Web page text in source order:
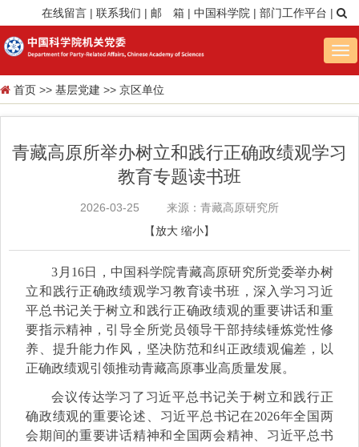
在线留言 | 联系我们 | 邮 箱 | 中国科学院 | 部门工作平台 |
首页 >> 基层党建 >> 京区单位
青藏高原所举办树立和践行正确政绩观学习
教育专题读书班
2026-03-25
来源：青藏高原研究所
【放大 缩小】
3月16日，中国科学院青藏高原研究所党委举办树
立和践行正确政绩观学习教育读书班，深入学习习近
平总书记关于树立和践行正确政绩观的重要讲话和重
要指示精神，引导全所党员领导干部持续锤炼党性修
养、提升能力作风，坚决防范和纠正政绩观偏差，以
正确政绩观引领推动青藏高原事业高质量发展。
会议传达学习了习近平总书记关于树立和践行正
确政绩观的重要论述、习近平总书记在2026年全国两
会期间的重要讲话精神和全国两会精神、习近平总书